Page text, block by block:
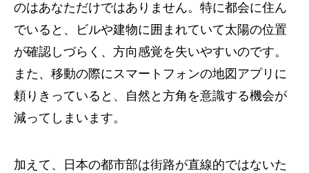
のはあなただけではありません。特に都会に住ん
でいると、ビルや建物に囲まれていて太陽の位置
が確認しづらく、方向感覚を失いやすいのです。
また、移動の際にスマートフォンの地図アプリに
頼りきっていると、自然と方角を意識する機会が
減ってしまいます。
加えて、日本の都市部は街路が直線的ではないた